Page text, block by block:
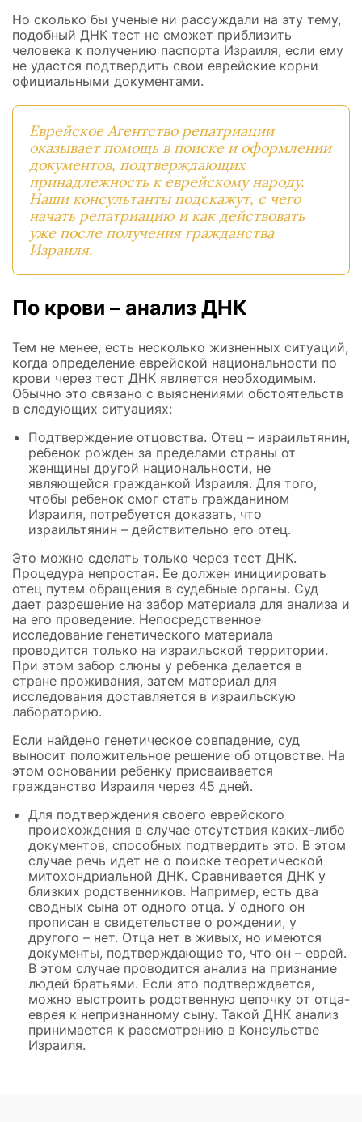
Но сколько бы ученые ни рассуждали на эту тему,
подобный ДНК тест не сможет приблизить
человека к получению паспорта Израиля, если ему
не удастся подтвердить свои еврейские корни
официальными документами.
Еврейское Агентство репатриации
оказывает помощь в поиске и оформлении
документов, подтверждающих
принадлежность к еврейскому народу.
Наши консультанты подскажут, с чего
начать репатриацию и как действовать
уже после получения гражданства
Израиля.
По крови – анализ ДНК
Тем не менее, есть несколько жизненных ситуаций,
когда определение еврейской национальности по
крови через тест ДНК является необходимым.
Обычно это связано с выяснениями обстоятельств
в следующих ситуациях:
Подтверждение отцовства. Отец – израильтянин,
ребенок рожден за пределами страны от
женщины другой национальности, не
являющейся гражданкой Израиля. Для того,
чтобы ребенок смог стать гражданином
Израиля, потребуется доказать, что
израильтянин – действительно его отец.
Это можно сделать только через тест ДНК.
Процедура непростая. Ее должен инициировать
отец путем обращения в судебные органы. Суд
дает разрешение на забор материала для анализа и
на его проведение. Непосредственное
исследование генетического материала
проводится только на израильской территории.
При этом забор слюны у ребенка делается в
стране проживания, затем материал для
исследования доставляется в израильскую
лабораторию.
Если найдено генетическое совпадение, суд
выносит положительное решение об отцовстве. На
этом основании ребенку присваивается
гражданство Израиля через 45 дней.
Для подтверждения своего еврейского
происхождения в случае отсутствия каких-либо
документов, способных подтвердить это. В этом
случае речь идет не о поиске теоретической
митохондриальной ДНК. Сравнивается ДНК у
близких родственников. Например, есть два
сводных сына от одного отца. У одного он
прописан в свидетельстве о рождении, у
другого – нет. Отца нет в живых, но имеются
документы, подтверждающие то, что он – еврей.
В этом случае проводится анализ на признание
людей братьями. Если это подтверждается,
можно выстроить родственную цепочку от отца-
еврея к непризнанному сыну. Такой ДНК анализ
принимается к рассмотрению в Консульстве
Израиля.